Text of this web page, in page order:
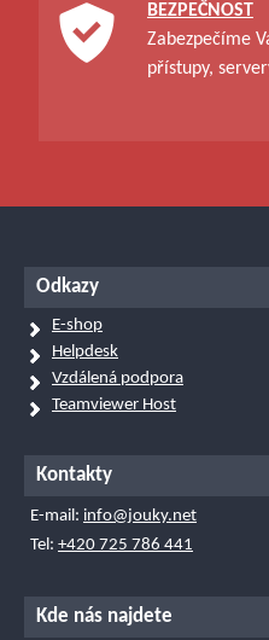
BEZPEČNOST
Zabezpečíme
přístupy,
Odkazy
E-shop
Helpdesk
Vzdálená podpora
Teamviewer Host
Kontakty
E-mail: info@jouky.net
Tel: +420 725 786 441
Kde nás najdete